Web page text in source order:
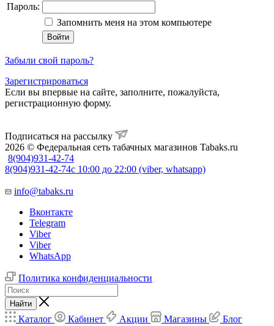
Пароль:
Запомнить меня на этом компьютере
Забыли свой пароль?
Зарегистрироваться
Если вы впервые на сайте, заполните, пожалуйста,
регистрационную форму.
Подписаться на рассылку
2026 © Федеральная сеть табачных магазинов Tabaks.ru
8(904)931-42-74
8(904)931-42-74с 10:00 до 22:00 (viber, whatsapp)
info@tabaks.ru
Вконтакте
Telegram
Viber
Viber
WhatsApp
Политика конфиденциальности
Найти
Каталог Кабинет Акции Магазины Блог